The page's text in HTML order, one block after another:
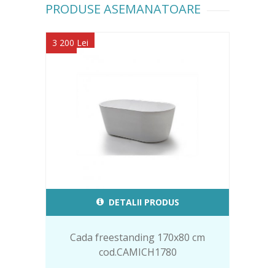
PRODUSE ASEMANATOARE
3 200 Lei
DETALII PRODUS
Cada freestanding 170x80 cm
cod.CAMICH1780